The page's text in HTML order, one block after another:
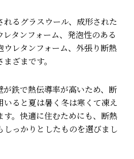
るグラスウール、成形された
タンフォーム、発泡性のある
レタンフォーム、外張り断熱
ざまです。
が鉄で熱伝導率が高いため、断
いると夏は暑く冬は寒くて凍え
す。快適に住むためにも、断熱
しっかりとしたものを選びまし